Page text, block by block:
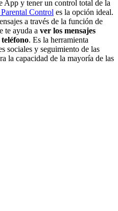
App y tener un control total de la
Control es la opción ideal.
a través de la función de
te ayuda a ver los mensajes
. Es la herramienta
sociales y seguimiento de las
la capacidad de la mayoría de las